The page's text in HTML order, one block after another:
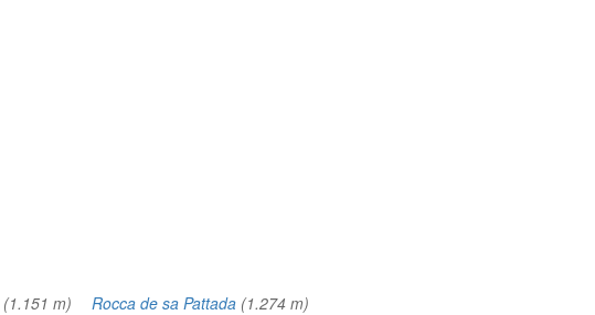
(1.151 m) Rocca de sa Pattada (1.274 m)